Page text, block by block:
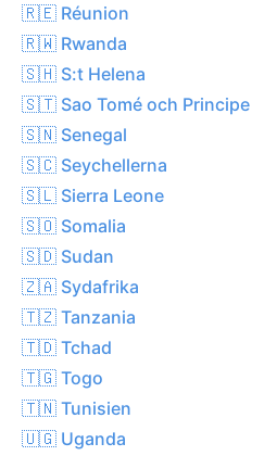
🇷🇪 Réunion
🇷🇼 Rwanda
🇸🇭 S:t Helena
🇸🇹 Sao Tomé och Principe
🇸🇳 Senegal
🇸🇨 Seychellerna
🇸🇱 Sierra Leone
🇸🇴 Somalia
🇸🇩 Sudan
🇿🇦 Sydafrika
🇹🇿 Tanzania
🇹🇩 Tchad
🇹🇬 Togo
🇹🇳 Tunisien
🇺🇬 Uganda